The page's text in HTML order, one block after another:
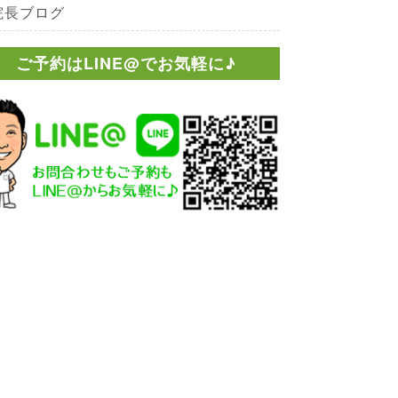
長ブログ
ご予約はLINE@でお気軽に♪